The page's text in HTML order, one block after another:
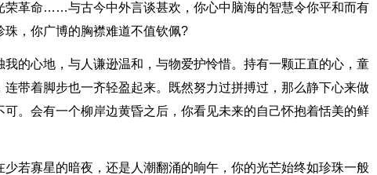
荣革命……与古今中外言谈甚欢，你心中脑海的智慧令你平和而有
，你广博的胸襟难道不值钦佩?
的心地，与人谦逊温和，与物爱护怜惜。持有一颗正直的心，童
带着脚步也一齐轻盈起来。既然努力过拼搏过，那么静下心来做
。会有一个柳岸边黄昏之后，你看见未来的自己怀抱着恬美的鲜
若寡星的暗夜，还是人潮翻涌的晌午，你的光芒始终如珍珠一般